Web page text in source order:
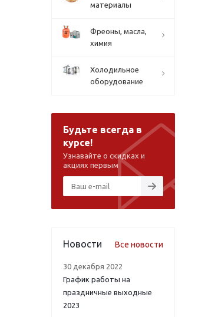
материалы
Фреоны, масла,
химия
Холодильное
оборудование
Будьте всегда в
курсе!
Узнавайте о скидках и
акциях первым
Новости Все новости
30 декабря 2022
График работы на
праздничные выходные
2023